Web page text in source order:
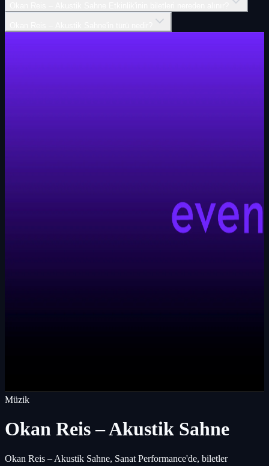
Müzik
Okan Reis – Akustik Sahne
Okan Reis – Akustik Sahne, Sanat Performance'de, biletler